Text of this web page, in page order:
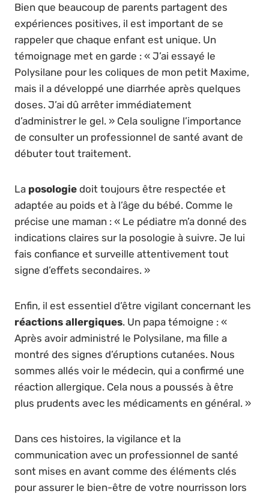
Bien que beaucoup de parents partagent des
expériences positives, il est important de se
rappeler que chaque enfant est unique. Un
témoignage met en garde : « J’ai essayé le
Polysilane pour les coliques de mon petit Maxime,
mais il a développé une diarrhée après quelques
doses. J’ai dû arrêter immédiatement
d’administrer le gel. » Cela souligne l’importance
de consulter un professionnel de santé avant de
débuter tout traitement.
La posologie doit toujours être respectée et
adaptée au poids et à l’âge du bébé. Comme le
précise une maman : « Le pédiatre m’a donné des
indications claires sur la posologie à suivre. Je lui
fais confiance et surveille attentivement tout
signe d’effets secondaires. »
Enfin, il est essentiel d’être vigilant concernant les
réactions allergiques. Un papa témoigne : «
Après avoir administré le Polysilane, ma fille a
montré des signes d’éruptions cutanées. Nous
sommes allés voir le médecin, qui a confirmé une
réaction allergique. Cela nous a poussés à être
plus prudents avec les médicaments en général. »
Dans ces histoires, la vigilance et la
communication avec un professionnel de santé
sont mises en avant comme des éléments clés
pour assurer le bien-être de votre nourrisson lors